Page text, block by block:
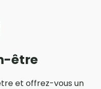
être
et offrez-vous un